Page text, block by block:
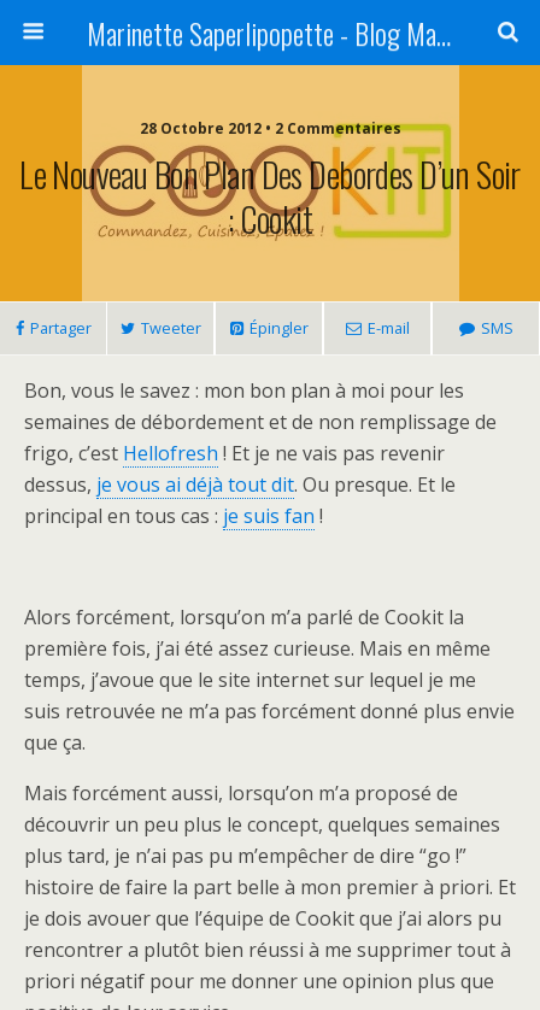
Marinette Saperlipopette - Blog Maman Angers Lifestyle - Ex Expat Montréal
28 Octobre 2012 • 2 Commentaires
Le Nouveau Bon Plan Des Debordes D’un Soir
: Cookit
Partager Tweeter Épingler E-mail SMS
Bon, vous le savez : mon bon plan à moi pour les
semaines de débordement et de non remplissage de
frigo, c’est Hellofresh ! Et je ne vais pas revenir
dessus, je vous ai déjà tout dit. Ou presque. Et le
principal en tous cas : je suis fan !
Alors forcément, lorsqu’on m’a parlé de Cookit la
première fois, j’ai été assez curieuse. Mais en même
temps, j’avoue que le site internet sur lequel je me
suis retrouvée ne m’a pas forcément donné plus envie
que ça.
Mais forcément aussi, lorsqu’on m’a proposé de
découvrir un peu plus le concept, quelques semaines
plus tard, je n’ai pas pu m’empêcher de dire “go !”
histoire de faire la part belle à mon premier à priori. Et
je dois avouer que l’équipe de Cookit que j’ai alors pu
rencontrer a plutôt bien réussi à me supprimer tout à
priori négatif pour me donner une opinion plus que